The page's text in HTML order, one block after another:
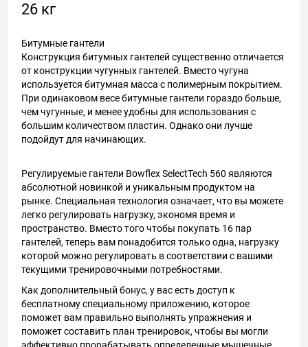
26 кг
Битумные гантели
Конструкция битумных гантелей существенно отличается
от конструкции чугунных гантелей. Вместо чугуна
используется битумная масса с полимерным покрытием.
При одинаковом весе битумные гантели гораздо больше,
чем чугунные, и менее удобны для использования с
большим количеством пластин. Однако они лучше
подойдут для начинающих.
Регулируемые гантели Bowflex SelectTech 560 являются
абсолютной новинкой и уникальным продуктом на
рынке. Специальная технология означает, что вы можете
легко регулировать нагрузку, экономя время и
пространство. Вместо того чтобы покупать 16 пар
гантелей, теперь вам понадобится только одна, нагрузку
которой можно регулировать в соответствии с вашими
текущими тренировочными потребностями.
Как дополнительный бонус, у вас есть доступ к
бесплатному специальному приложению, которое
поможет вам правильно выполнять упражнения и
поможет составить план тренировок, чтобы вы могли